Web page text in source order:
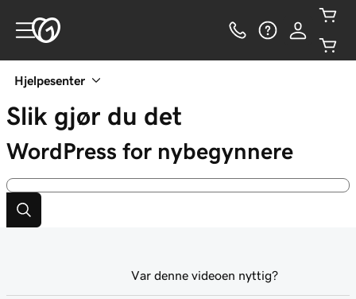
Hjelpesenter
Slik gjør du det
WordPress for nybegynnere
Var denne videoen nyttig?